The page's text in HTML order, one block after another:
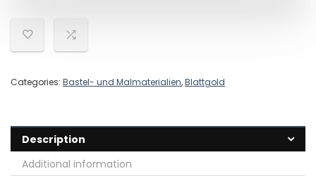
Categories: Bastel- und Malmaterialien,Blattgold
Description
Additional information